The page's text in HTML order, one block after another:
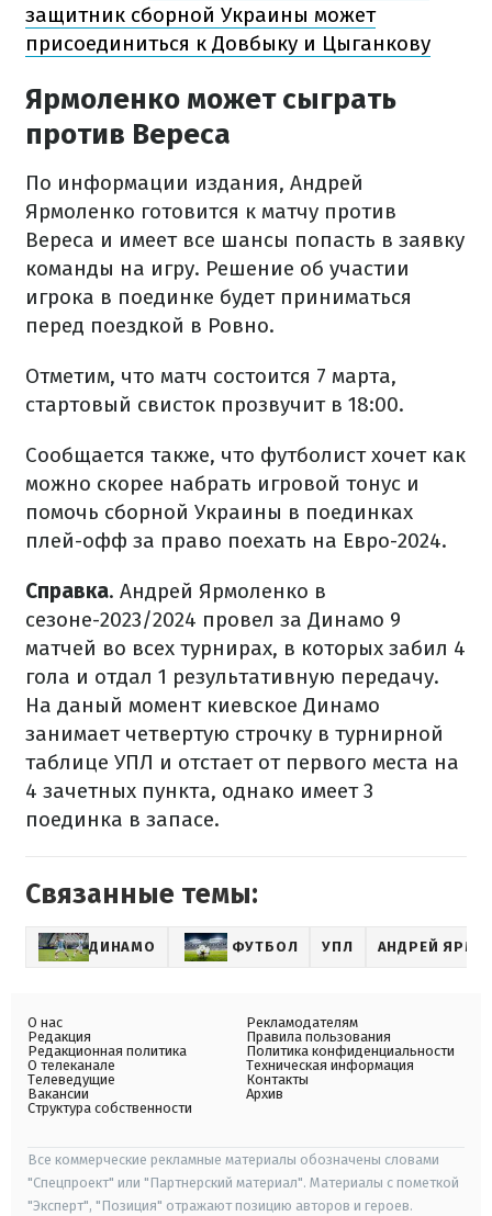
защитник сборной Украины может
присоединиться к Довбыку и Цыганкову
Ярмоленко может сыграть
против Вереса
По информации издания, Андрей
Ярмоленко готовится к матчу против
Вереса и имеет все шансы попасть в заявку
команды на игру. Решение об участии
игрока в поединке будет приниматься
перед поездкой в Ровно.
Отметим, что матч состоится 7 марта,
стартовый свисток прозвучит в 18:00.
Сообщается также, что футболист хочет как
можно скорее набрать игровой тонус и
помочь сборной Украины в поединках
плей-офф за право поехать на Евро-2024.
Справка. Андрей Ярмоленко в
сезоне-2023/2024 провел за Динамо 9
матчей во всех турнирах, в которых забил 4
гола и отдал 1 результативную передачу.
На даный момент киевское Динамо
занимает четвертую строчку в турнирной
таблице УПЛ и отстает от первого места на
4 зачетных пункта, однако имеет 3
поединка в запасе.
Связанные темы:
ДИНАМО ФУТБОЛ УПЛ АНДРЕЙ
О нас
Редакция
Редакционная политика
О телеканале
Телеведущие
Вакансии
Структура собственности
Рекламодателям
Правила пользования
Политика конфиденциальности
Техническая информация
Контакты
Архив
Все коммерческие рекламные материалы обозначены словами
"Спецпроект" или "Партнерский материал". Материалы с пометкой
"Эксперт", "Позиция" отражают позицию авторов и героев.